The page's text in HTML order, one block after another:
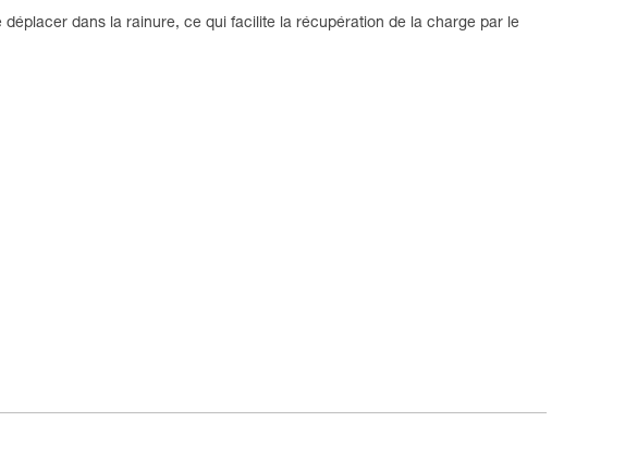
dans la rainure, ce qui facilite la récupération de la charge par le